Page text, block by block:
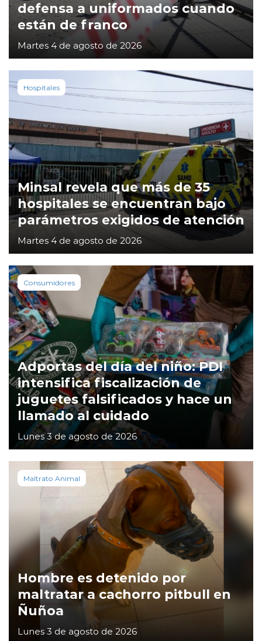
defensa a uniformados cuando
están de franco
Martes 4 de agosto de 2026
Hospitales
Minsal revela que más de 35
hospitales se encuentran bajo
parámetros exigidos de atención
Martes 4 de agosto de 2026
Consumidores
Adportas del día del niño: PDI
intensifica fiscalización de
juguetes falsificados y hace un
llamado al cuidado
Lunes 3 de agosto de 2026
Maltrato Animal
Hombre es detenido por
maltratar a cachorro pitbull en
Ñuñoa
Lunes 3 de agosto de 2026